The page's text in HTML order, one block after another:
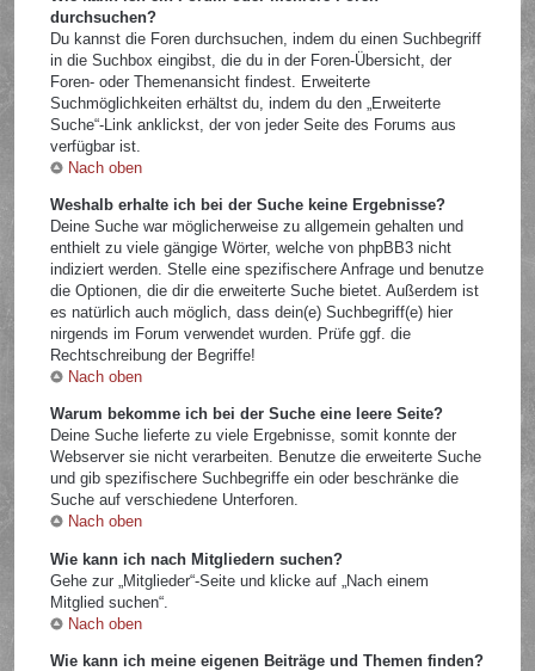
durchsuchen?
Du kannst die Foren durchsuchen, indem du einen Suchbegriff
in die Suchbox eingibst, die du in der Foren-Übersicht, der
Foren- oder Themenansicht findest. Erweiterte
Suchmöglichkeiten erhältst du, indem du den „Erweiterte
Suche“-Link anklickst, der von jeder Seite des Forums aus
verfügbar ist.
Nach oben
Weshalb erhalte ich bei der Suche keine Ergebnisse?
Deine Suche war möglicherweise zu allgemein gehalten und
enthielt zu viele gängige Wörter, welche von phpBB3 nicht
indiziert werden. Stelle eine spezifischere Anfrage und benutze
die Optionen, die dir die erweiterte Suche bietet. Außerdem ist
es natürlich auch möglich, dass dein(e) Suchbegriff(e) hier
nirgends im Forum verwendet wurden. Prüfe ggf. die
Rechtschreibung der Begriffe!
Nach oben
Warum bekomme ich bei der Suche eine leere Seite?
Deine Suche lieferte zu viele Ergebnisse, somit konnte der
Webserver sie nicht verarbeiten. Benutze die erweiterte Suche
und gib spezifischere Suchbegriffe ein oder beschränke die
Suche auf verschiedene Unterforen.
Nach oben
Wie kann ich nach Mitgliedern suchen?
Gehe zur „Mitglieder“-Seite und klicke auf „Nach einem
Mitglied suchen“.
Nach oben
Wie kann ich meine eigenen Beiträge und Themen finden?